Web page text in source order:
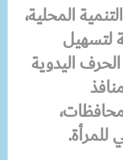
المحلية،
لتسهيل
اليدوية